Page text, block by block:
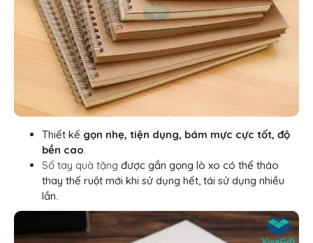
Thiết kế gọn nhẹ, tiện dụng, bám mực cực tốt, độ
bền cao
Sổ tay quà tặng được gắn gọng lò xo có thể tháo
thay thế ruột mới khi sử dụng hết, tái sử dụng nhiều
lần.